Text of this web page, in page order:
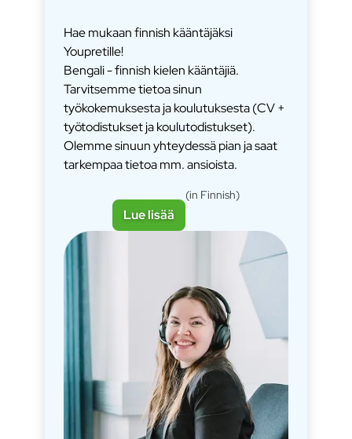
Hae mukaan finnish kääntäjäksi
Youpretille!
Bengali - finnish kielen kääntäjiä.
Tarvitsemme tietoa sinun
työkokemuksesta ja koulutuksesta (CV +
työtodistukset ja koulutodistukset).
Olemme sinuun yhteydessä pian ja saat
tarkempaa tietoa mm. ansioista.
Lue lisää
(in Finnish)